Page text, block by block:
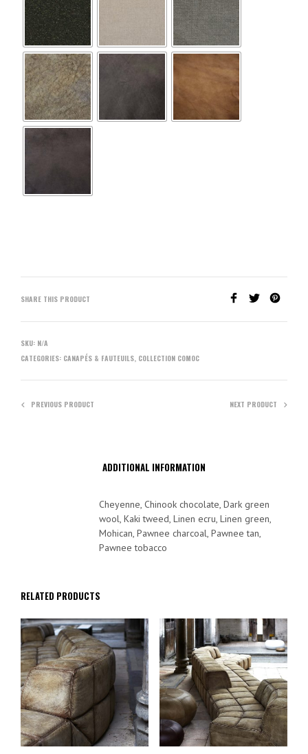
SHARE THIS PRODUCT
SKU: N/A
CATEGORIES: CANAPÉS & FAUTEUILS, COLLECTION COMOC
PREVIOUS PRODUCT NEXT PRODUCT
ADDITIONAL INFORMATION
Cheyenne, Chinook chocolate, Dark green
wool, Kaki tweed, Linen ecru, Linen green,
Mohican, Pawnee charcoal, Pawnee tan,
Pawnee tobacco
RELATED PRODUCTS